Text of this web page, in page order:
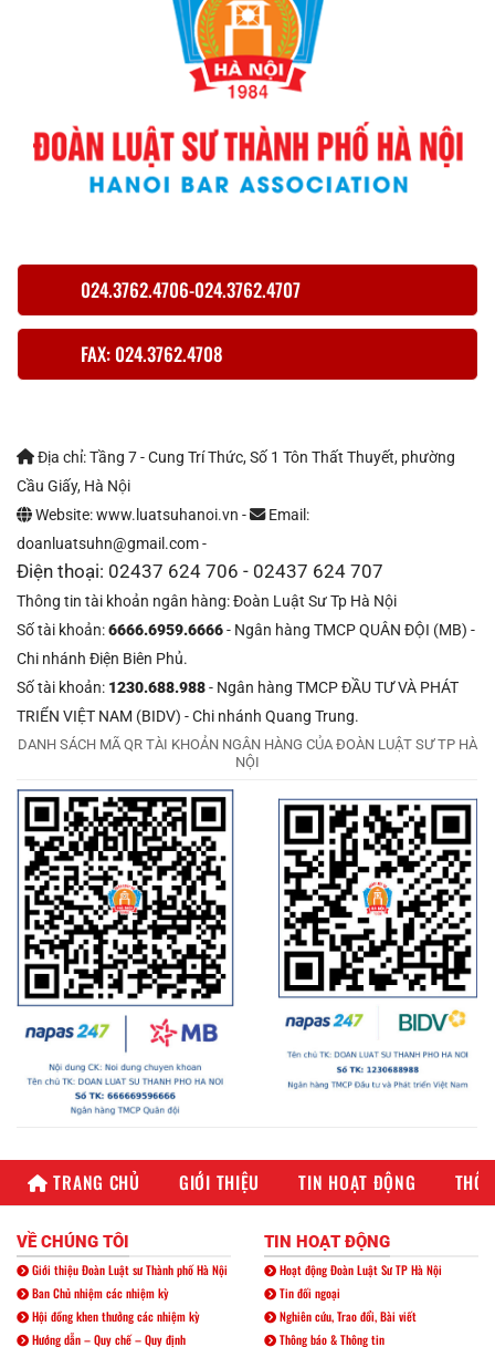
024.3762.4706-024.3762.4707
FAX: 024.3762.4708
Địa chỉ: Tầng 7 - Cung Trí Thức, Số 1 Tôn Thất Thuyết, phường
Cầu Giấy, Hà Nội
Website: www.luatsuhanoi.vn -
Email:
doanluatsuhn@gmail.com -
Điện thoại: 02437 624 706 - 02437 624 707
Thông tin tài khoản ngân hàng: Đoàn Luật Sư Tp Hà Nội
Số tài khoản:6666.6959.6666- Ngân hàng TMCP QUÂN ĐỘI (MB) -
Chi nhánh Điện Biên Phủ.
Số tài khoản: 1230.688.988- Ngân hàng TMCP ĐẦU TƯ VÀ PHÁT
TRIỂN VIỆT NAM (BIDV) - Chi nhánh Quang Trung.
DANH SÁCH MÃ QR TÀI KHOẢN NGÂN HÀNG CỦA ĐOÀN LUẬT SƯ TP HÀ
NỘI
TRANG CHỦ GIỚI THIỆU TIN HOẠT ĐỘNG
VỀ CHÚNG TÔI
Giới thiệu Đoàn Luật sư Thành phố Hà Nội
Ban Chủ nhiệm các nhiệm kỳ
Hội đồng khen thưởng các nhiệm kỳ
Hướng dẫn – Quy chế – Quy định
TIN HOẠT ĐỘNG
Hoạt động Đoàn Luật Sư TP Hà Nội
Tin đối ngoại
Nghiên cứu, Trao đổi, Bài viết
Thông báo & Thông tin